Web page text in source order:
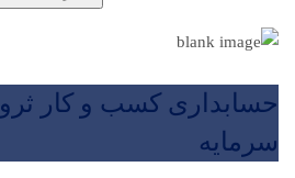
حسابداری کسب و کار
سرمایه